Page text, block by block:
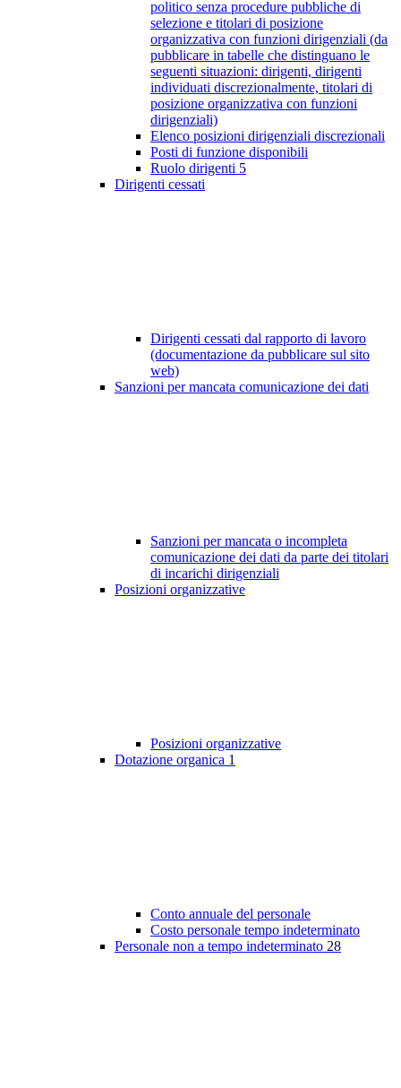
politico senza procedure pubbliche di
selezione e titolari di posizione
organizzativa con funzioni dirigenziali (da
pubblicare in tabelle che distinguano le
seguenti situazioni: dirigenti, dirigenti
individuati discrezionalmente, titolari di
posizione organizzativa con funzioni
dirigenziali)
Elenco posizioni dirigenziali discrezionali
Posti di funzione disponibili
Ruolo dirigenti 5
Dirigenti cessati
Dirigenti cessati dal rapporto di lavoro
(documentazione da pubblicare sul sito
web)
Sanzioni per mancata comunicazione dei dati
Sanzioni per mancata o incompleta
comunicazione dei dati da parte dei titolari
di incarichi dirigenziali
Posizioni organizzative
Posizioni organizzative
Dotazione organica 1
Conto annuale del personale
Costo personale tempo indeterminato
Personale non a tempo indeterminato 28